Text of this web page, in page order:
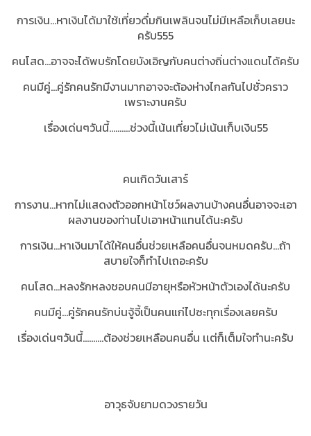
การเงิน...หาเงินได้มาใช้เที่ยวดื่มกินเพลินจนไม่มีเหลือเก็บเลยนะ
ครับ555
คนโสด...อาจจะได้พบรักโดยบังเอิญกับคนต่างถิ่นต่างแดนได้ครับ
คนมีคู่...คู่รักคนรักมีงานมากอาจจะต้องห่างไกลกันไปชั่วคราว
เพราะงานครับ
เรื่องเด่นๆวันนี้..........ช่วงนี้เน้นเที่ยวไม่เน้นเก็บเงิน55
คนเกิดวันเสาร์
การงาน...หากไม่แสดงตัวออกหน้าโชว์ผลงานบ้างคนอื่นอาจจะเอา
ผลงานของท่านไปเอาหน้าแทนได้นะครับ
การเงิน...หาเงินมาได้ให้คนอื่นช่วยเหลือคนอื่นจนหมดครับ...ถ้า
สบายใจก็ทำไปเถอะครับ
คนโสด...หลงรักหลงชอบคนมีอายุหรือหัวหน้าตัวเองได้นะครับ
คนมีคู่...คู่รักคนรักบ่นจู้จี้เป็นคนแก่ไปซะทุกเรื่องเลยครับ
เรื่องเด่นๆวันนี้..........ต้องช่วยเหลือนคนอื่น เเต่ก็เต็มใจทำนะครับ
อาวุธจับยามดวงรายวัน